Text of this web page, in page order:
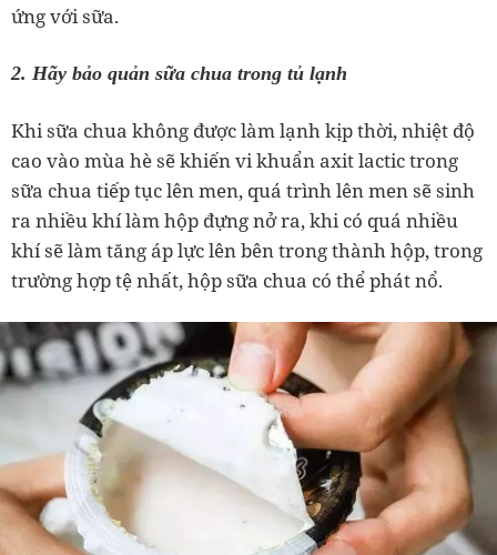
ứng với sữa.
2. Hãy bảo quản sữa chua trong tủ lạnh
Khi sữa chua không được làm lạnh kịp thời, nhiệt độ
cao vào mùa hè sẽ khiến vi khuẩn axit lactic trong
sữa chua tiếp tục lên men, quá trình lên men sẽ sinh
ra nhiều khí làm hộp đựng nở ra, khi có quá nhiều
khí sẽ làm tăng áp lực lên bên trong thành hộp, trong
trường hợp tệ nhất, hộp sữa chua có thể phát nổ.